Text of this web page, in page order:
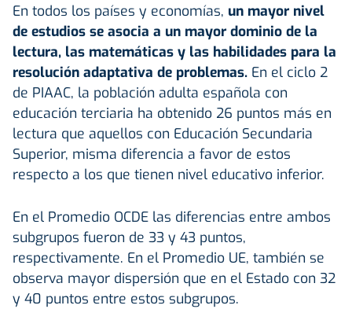
En todos los países y economías, un mayor nivel
de estudios se asocia a un mayor dominio de la
lectura, las matemáticas y las habilidades para la
resolución adaptativa de problemas. En el ciclo 2
de PIAAC, la población adulta española con
educación terciaria ha obtenido 26 puntos más en
lectura que aquellos con Educación Secundaria
Superior, misma diferencia a favor de estos
respecto a los que tienen nivel educativo inferior.
En el Promedio OCDE las diferencias entre ambos
subgrupos fueron de 33 y 43 puntos,
respectivamente. En el Promedio UE, también se
observa mayor dispersión que en el Estado con 32
y 40 puntos entre estos subgrupos.